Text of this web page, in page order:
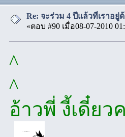
Re: จะร่วม 4 ปีแล้วที่เราอยู่
«ตอบ #90 เมื่อ08-07-2010
^
^
อ้าวพี่ งี้เดี๋ย